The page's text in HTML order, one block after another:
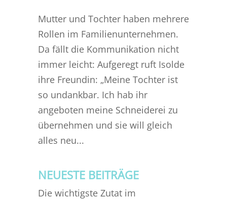
Mutter und Tochter haben mehrere
Rollen im Familienunternehmen.
Da fällt die Kommunikation nicht
immer leicht: Aufgeregt ruft Isolde
ihre Freundin: „Meine Tochter ist
so undankbar. Ich hab ihr
angeboten meine Schneiderei zu
übernehmen und sie will gleich
alles neu...
NEUESTE BEITRÄGE
Die wichtigste Zutat im